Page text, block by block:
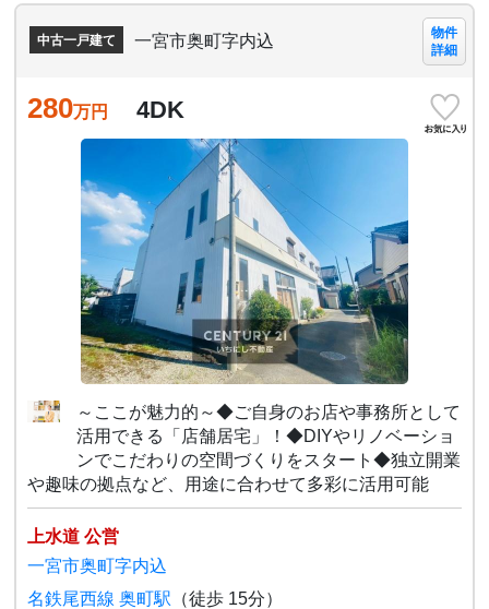
中古一戸建て 一宮市奥町字内込
物件
詳細
280万円 4DK
～ここが魅力的～◆ご自身のお店や事務所として
活用できる「店舗居宅」！◆DIYやリノベーショ
ンでこだわりの空間づくりをスタート◆独立開業
や趣味の拠点など、用途に合わせて多彩に活用可能
上水道 公営
一宮市奥町字内込
名鉄尾西線 奥町駅 （徒歩 15分）